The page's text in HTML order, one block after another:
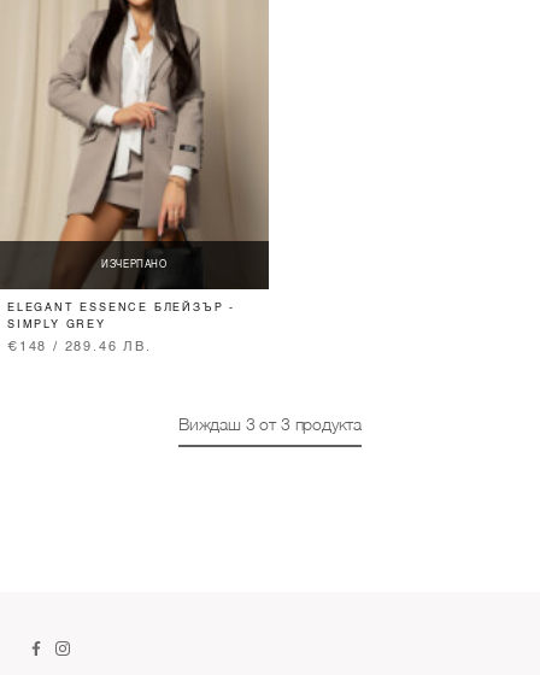
ИЗЧЕРПАНО
ELEGANT ESSENCE БЛЕЙЗЪР -
SIMPLY GREY
€148 / 289.46 ЛВ.
Виждаш 3 от 3 продукта